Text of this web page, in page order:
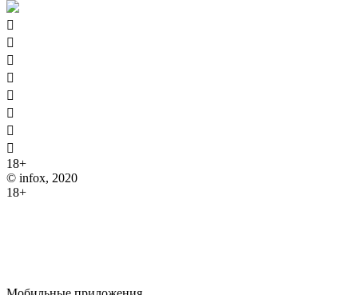








18+
© infox, 2020
18+